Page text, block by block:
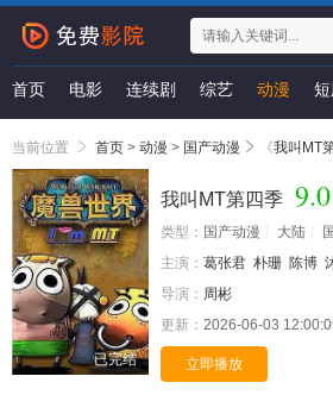
首页 电影 连续剧 综艺 动漫 短
当前位置 首页 > 动漫 > 国产动漫 《我叫MT
已完结
我叫MT第四季 9.0
类型： 国产动漫 大陆
主演： 葛张君 朴珊 陈博
导演： 周彬
更新： 2026-06-03
立即播放